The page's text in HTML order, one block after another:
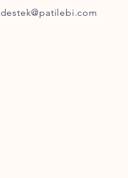
destek@patilebi.com